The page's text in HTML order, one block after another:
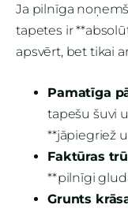
Ja pilnīga
tapetes ir
apsvērt, bet tikai
Pamatīga
tapešu šuvi
**jāpiegriež
Faktūras
**pilnīgi
Grunts